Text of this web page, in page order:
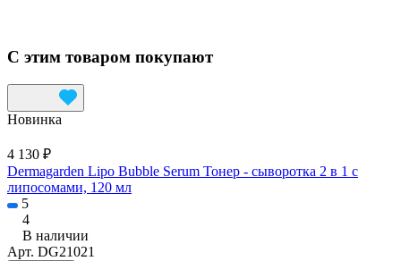
С этим товаром покупают
Новинка
4 130 ₽
Dermagarden Lipo Bubble Serum Тонер - сыворотка 2 в 1 с
липосомами, 120 мл
5
4
В наличии
Арт. DG21021